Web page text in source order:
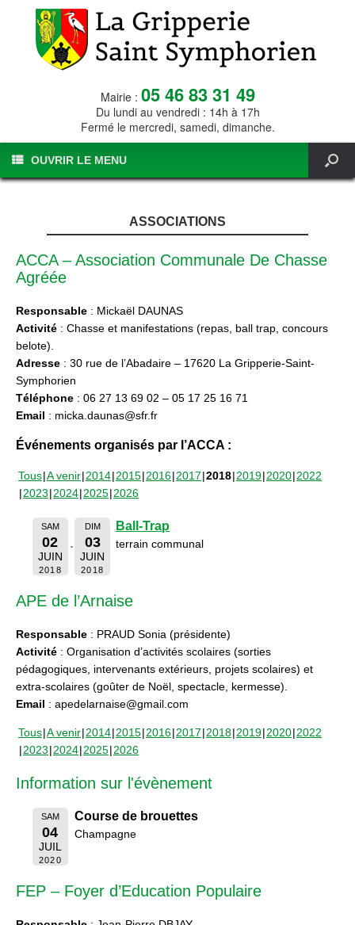
Mairie : 05 46 83 31 49
Du lundi au vendredi : 14h à 17h
Fermé le mercredi, samedi, dimanche.
OUVRIR LE MENU
ASSOCIATIONS
ACCA – Association Communale De Chasse
Agréée
Responsable : Mickaël DAUNAS
Activité : Chasse et manifestations (repas, ball trap, concours
belote).
Adresse : 30 rue de l’Abadaire – 17620 La Gripperie-Saint-
Symphorien
Téléphone : 06 27 13 69 02 – 05 17 25 16 71
Email : micka.daunas@sfr.fr
Événements organisés par l’ACCA :
Tous A venir 2014 2015 2016 2017 2018 2019 2020 2022
2023 2024 2025 2026
SAM
02
JUIN
2018
DIM
03
JUIN
2018
Ball-Trap
terrain communal
APE de l’Arnaise
Responsable : PRAUD Sonia (présidente)
Activité : Organisation d’activités scolaires (sorties
pédagogiques, intervenants extérieurs, projets scolaires) et
extra-scolaires (goûter de Noël, spectacle, kermesse).
Email : apedelarnaise@gmail.com
Tous A venir 2014 2015 2016 2017 2018 2019 2020 2022
2023 2024 2025 2026
Information sur l'évènement
SAM
04
JUIL
2020
Course de brouettes
Champagne
FEP – Foyer d’Education Populaire